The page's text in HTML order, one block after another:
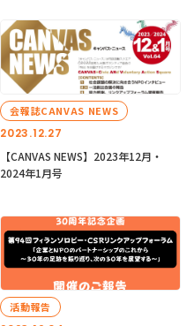
2023.12.27
会報誌CANVAS NEWS
【CANVAS NEWS】2023年12月・
2024年1月号
活動報告